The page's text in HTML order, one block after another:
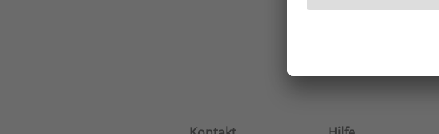
Registriere dich jetzt